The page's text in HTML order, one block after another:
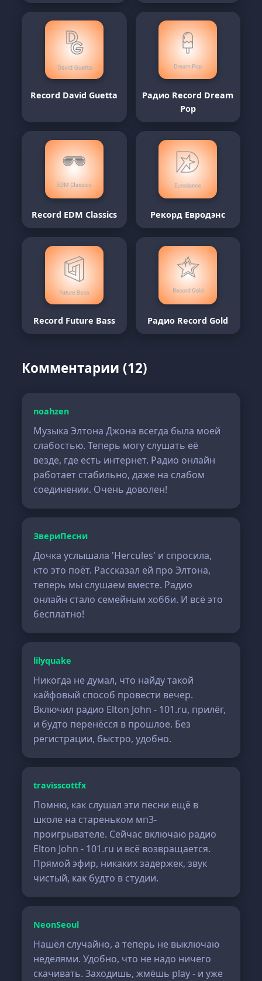
Record David Guetta
Радио Record Dream
Pop
Record EDM Classics Рекорд Евродэнс
Record Future Bass Радио Record Gold
Комментарии (12)
noahzen
Музыка Элтона Джона всегда была моей
слабостью. Теперь могу слушать её
везде, где есть интернет. Радио онлайн
работает стабильно, даже на слабом
соединении. Очень доволен!
ЗвериПесни
Дочка услышала 'Hercules' и спросила,
кто это поёт. Рассказал ей про Элтона,
теперь мы слушаем вместе. Радио
онлайн стало семейным хобби. И всё это
бесплатно!
lilyquake
Никогда не думал, что найду такой
кайфовый способ провести вечер.
Включил радио Elton John - 101.ru, прилёг,
и будто перенёсся в прошлое. Без
регистрации, быстро, удобно.
travisscottfx
Помню, как слушал эти песни ещё в
школе на стареньком мп3-
проигрывателе. Сейчас включаю радио
Elton John - 101.ru и всё возвращается.
Прямой эфир, никаких задержек, звук
чистый, как будто в студии.
NeonSeoul
Нашёл случайно, а теперь не выключаю
неделями. Удобно, что не надо ничего
скачивать. Заходишь, жмёшь play - и уже